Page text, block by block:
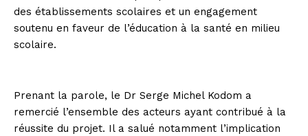
des établissements scolaires et un engagement
soutenu en faveur de l’éducation à la santé en milieu
scolaire.
Prenant la parole, le Dr Serge Michel Kodom a
remercié l’ensemble des acteurs ayant contribué à la
réussite du projet. Il a salué notamment l’implication